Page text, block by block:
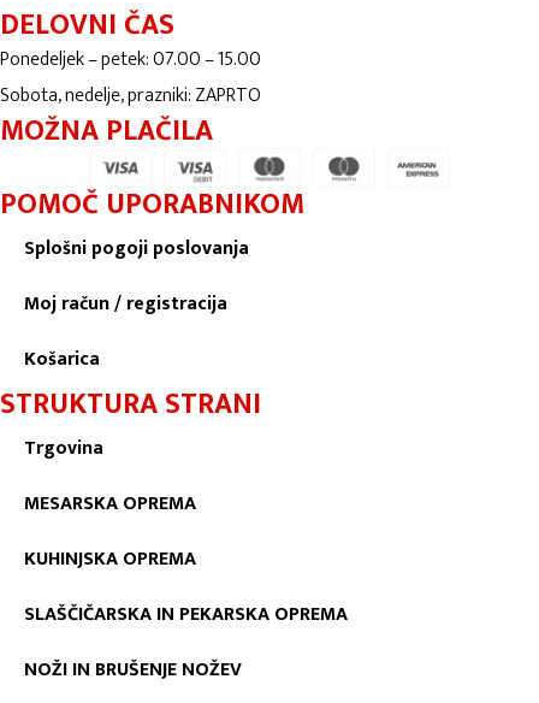
DELOVNI ČAS
Ponedeljek – petek: 07.00 – 15.00
Sobota, nedelje, prazniki: ZAPRTO
MOŽNA PLAČILA
POMOČ UPORABNIKOM
Splošni pogoji poslovanja
Moj račun / registracija
Košarica
STRUKTURA STRANI
Trgovina
MESARSKA OPREMA
KUHINJSKA OPREMA
SLAŠČIČARSKA IN PEKARSKA OPREMA
NOŽI IN BRUŠENJE NOŽEV